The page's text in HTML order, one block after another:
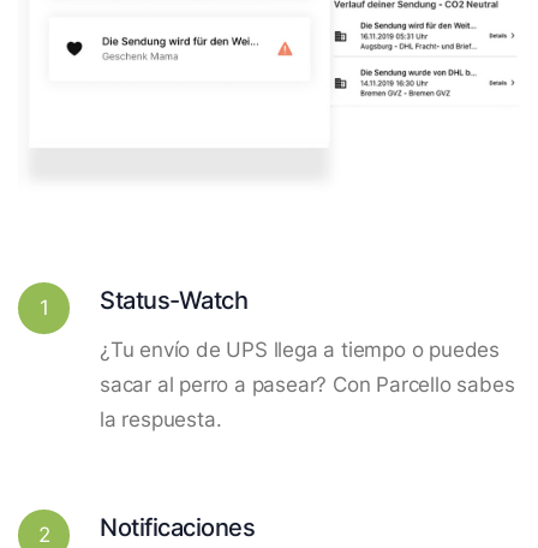
1 Status-Watch
¿Tu envío de UPS llega a tiempo o puedes
sacar al perro a pasear? Con Parcello sabes
la respuesta.
2 Notificaciones